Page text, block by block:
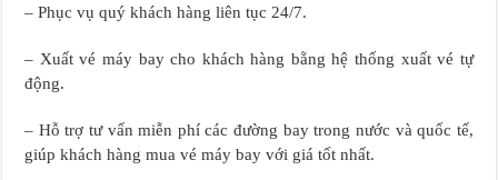
– Phục vụ quý khách hàng liên tục 24/7.
– Xuất vé máy bay cho khách hàng bằng hệ thống xuất vé tự
động.
– Hỗ trợ tư vấn miễn phí các đường bay trong nước và quốc tế,
giúp khách hàng mua vé máy bay với giá tốt nhất.